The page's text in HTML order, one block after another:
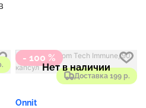
- 100 %
Доставка 199 р.
Нет в наличии
Onnit